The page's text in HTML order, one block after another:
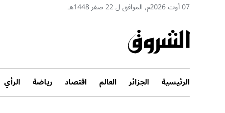
07 أوت 2026م, الموافق ل 22 صفر 1448هـ
الرئيسية الجزائر العالم اقتصاد رياضة الرأي